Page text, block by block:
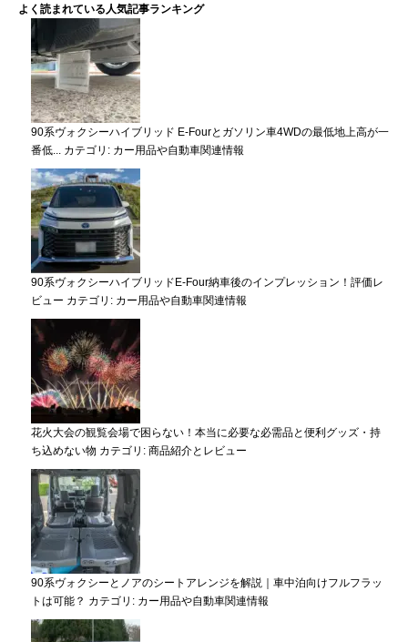
よく読まれている人気記事ランキング
90系ヴォクシーハイブリッド E-Fourとガソリン車4WDの最低地上高が一
番低... カテゴリ: カー用品や自動車関連情報
90系ヴォクシーハイブリッドE-Four納車後のインプレッション！評価レ
ビュー カテゴリ: カー用品や自動車関連情報
花火大会の観覧会場で困らない！本当に必要な必需品と便利グッズ・持
ち込めない物 カテゴリ: 商品紹介とレビュー
90系ヴォクシーとノアのシートアレンジを解説｜車中泊向けフルフラッ
トは可能？ カテゴリ: カー用品や自動車関連情報